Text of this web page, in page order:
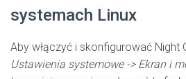
systemach Linux
Aby włączyć i skonfigurować Night
Ustawienia systemowe -> Ekran i